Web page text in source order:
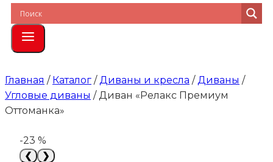
Главная / Каталог / Диваны и кресла / Диваны /
Угловые диваны / Диван «Релакс Премиум
Оттоманка»
-23 %
❮
❯